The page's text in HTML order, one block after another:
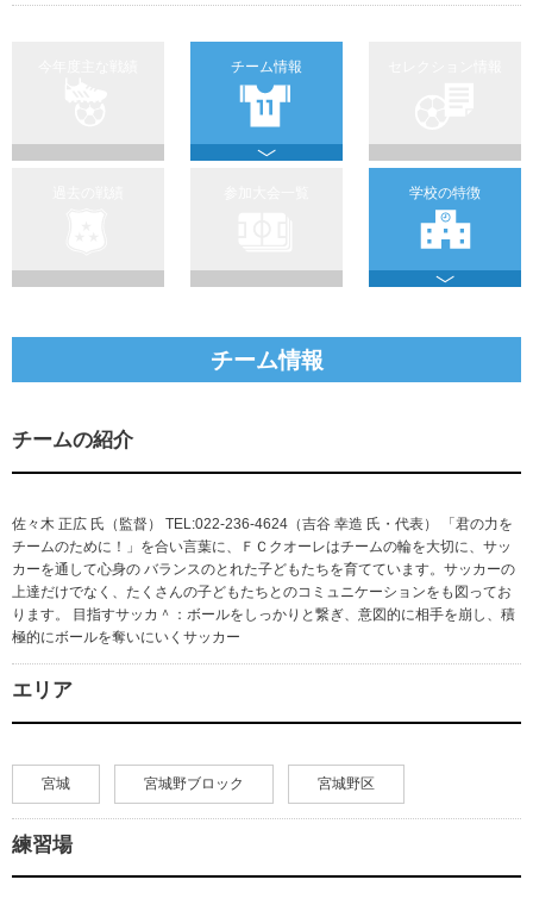
チーム情報
学校の特徴
チーム情報
チームの紹介
佐々木 正広 氏（監督） TEL:022-236-4624（吉谷 幸造 氏・代表） 「君の力を
チームのために！」を合い言葉に、ＦＣクオーレはチームの輪を大切に、サッ
カーを通して心身の バランスのとれた子どもたちを育てています。サッカーの
上達だけでなく、たくさんの子どもたちとのコミュニケーションをも図ってお
ります。 目指すサッカ＾：ボールをしっかりと繋ぎ、意図的に相手を崩し、積
極的にボールを奪いにいくサッカー
エリア
宮城 宮城野ブロック 宮城野区
練習場